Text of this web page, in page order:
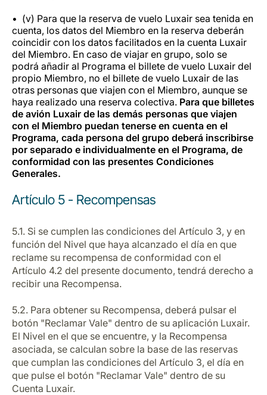
(v) Para que la reserva de vuelo Luxair sea tenida en
cuenta, los datos del Miembro en la reserva deberán
coincidir con los datos facilitados en la cuenta Luxair
del Miembro. En caso de viajar en grupo, solo se
podrá añadir al Programa el billete de vuelo Luxair del
propio Miembro, no el billete de vuelo Luxair de las
otras personas que viajen con el Miembro, aunque se
haya realizado una reserva colectiva. Para que billetes
de avión Luxair de las demás personas que viajen
con el Miembro puedan tenerse en cuenta en el
Programa, cada persona del grupo deberá inscribirse
por separado e individualmente en el Programa, de
conformidad con las presentes Condiciones
Generales.
Artículo 5 - Recompensas
5.1. Si se cumplen las condiciones del Artículo 3, y en
función del Nivel que haya alcanzado el día en que
reclame su recompensa de conformidad con el
Artículo 4.2 del presente documento, tendrá derecho a
recibir una Recompensa.
5.2. Para obtener su Recompensa, deberá pulsar el
botón "Reclamar Vale" dentro de su aplicación Luxair.
El Nivel en el que se encuentre, y la Recompensa
asociada, se calculan sobre la base de las reservas
que cumplan las condiciones del Artículo 3, el día en
que pulse el botón "Reclamar Vale" dentro de su
Cuenta Luxair.